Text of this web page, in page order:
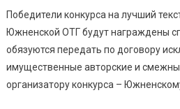
Победители конкурса на лучший
Южненской ОТГ будут награждены
обязуются передать по договору
имущественные авторские и
организатору конкурса –